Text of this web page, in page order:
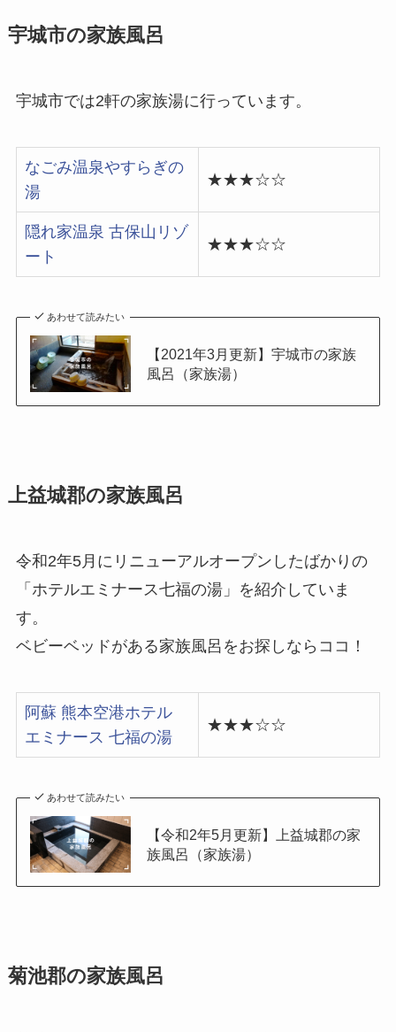
宇城市の家族風呂
宇城市では2軒の家族湯に行っています。
なごみ温泉やすらぎの
湯
★★★☆☆
隠れ家温泉 古保山リゾ
ート
★★★☆☆
あわせて読みたい
【2021年3月更新】宇城市の家族
風呂（家族湯）
上益城郡の家族風呂
令和2年5月にリニューアルオープンしたばかりの
「ホテルエミナース七福の湯」を紹介していま
す。
ベビーベッドがある家族風呂をお探しならココ！
阿蘇 熊本空港ホテル
エミナース 七福の湯
★★★☆☆
あわせて読みたい
【令和2年5月更新】上益城郡の家
族風呂（家族湯）
菊池郡の家族風呂